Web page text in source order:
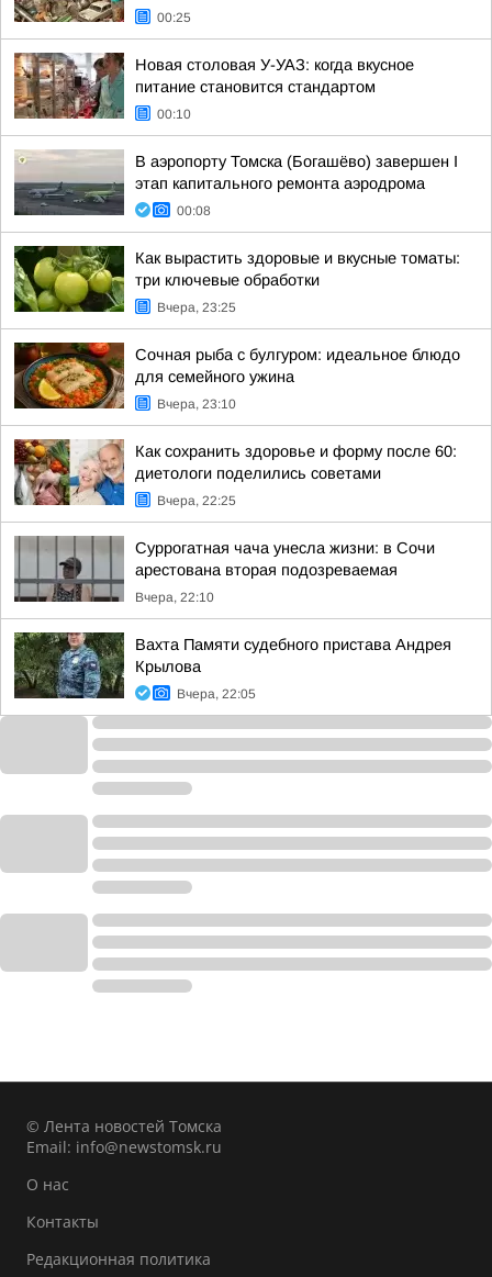
00:25
Новая столовая У-УАЗ: когда вкусное
питание становится стандартом
00:10
В аэропорту Томска (Богашёво) завершен I
этап капитального ремонта аэродрома
00:08
Как вырастить здоровые и вкусные томаты:
три ключевые обработки
Вчера, 23:25
Сочная рыба с булгуром: идеальное блюдо
для семейного ужина
Вчера, 23:10
Как сохранить здоровье и форму после 60:
диетологи поделились советами
Вчера, 22:25
Суррогатная чача унесла жизни: в Сочи
арестована вторая подозреваемая
Вчера, 22:10
Вахта Памяти судебного пристава Андрея
Крылова
Вчера, 22:05
© Лента новостей Томска
Email: info@newstomsk.ru
О нас
Контакты
Редакционная политика